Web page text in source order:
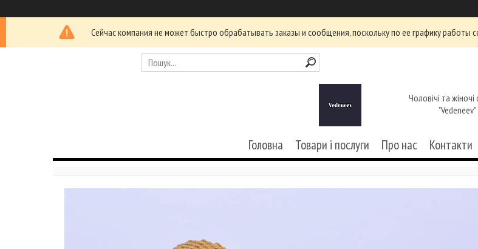
Сейчас компания не может быстро обрабатывать заказы и сообщения, поскольку по ее графику
Чоловічі та
"Vedeneev"
Головна Товари і послуги Про нас Контакти